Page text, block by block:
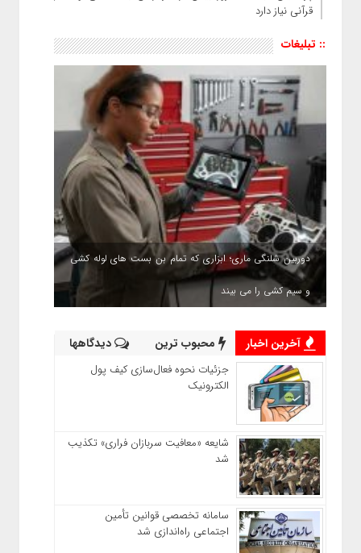
قرآنی نیاز دارد
:: تبلیغات
دوربین شلنگی ماری؛ ابزاری که تمام بن بست های لوله کشی
و سیم کشی را می بیند
آخرین اخبار محبوب ترین دیدگاهها
جزئیات نحوه فعال‌سازی کیف پول
الکترونیک
شایعه «معافیت سربازان فراری» تکذیب
شد
سامانه تخصصی قوانین تأمین
اجتماعی راه‌اندازی شد